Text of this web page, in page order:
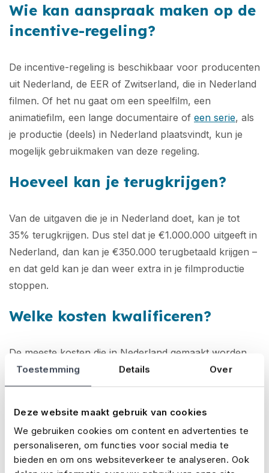
Toestemming Details Over
Deze website maakt gebruik van cookies
We gebruiken cookies om content en advertenties te
personaliseren, om functies voor social media te
bieden en om ons websiteverkeer te analyseren. Ook
Wie kan aanspraak maken op de
incentive-regeling?
De incentive-regeling is beschikbaar voor producenten
uit Nederland, de EER of Zwitserland, die in Nederland
filmen. Of het nu gaat om een speelfilm, een
animatiefilm, een lange documentaire of een serie, als
je productie (deels) in Nederland plaatsvindt, kun je
mogelijk gebruikmaken van deze regeling.
Hoeveel kan je terugkrijgen?
Van de uitgaven die je in Nederland doet, kan je tot
35% terugkrijgen. Dus stel dat je €1.000.000 uitgeeft in
Nederland, dan kan je €350.000 terugbetaald krijgen –
en dat geld kan je dan weer extra in je filmproductie
stoppen.
Welke kosten kwalificeren?
De meeste kosten die in Nederland gemaakt worden,
kwalificeren voor de incentive-regeling. Denk
bijvoorbeeld aan locaties, cast en crew en de
Jemediaproductieverzekering,completion
bonden E&O-verzekeringmag je dus ook opvoeren
als in Nederland gemaakte kosten. Welke kosten
precies wel en niet kwalificeren, lees je op de website